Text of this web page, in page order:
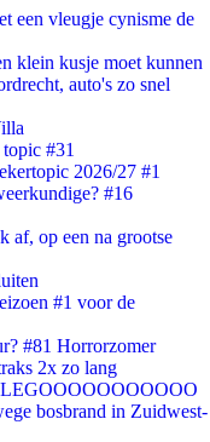
een vleugje cynisme de
klein kusje moet kunnen
auto's zo snel
#31
2026/27 #1
#16
af, op een na grootse
#1 voor de
#81 Horrorzomer
2x zo lang
bosbrand in Zuidwest-